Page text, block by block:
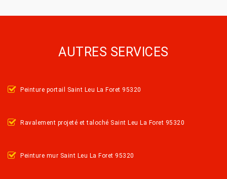
AUTRES SERVICES
Peinture portail Saint Leu La Foret 95320
Ravalement projeté et taloché Saint Leu La Foret 95320
Peinture mur Saint Leu La Foret 95320